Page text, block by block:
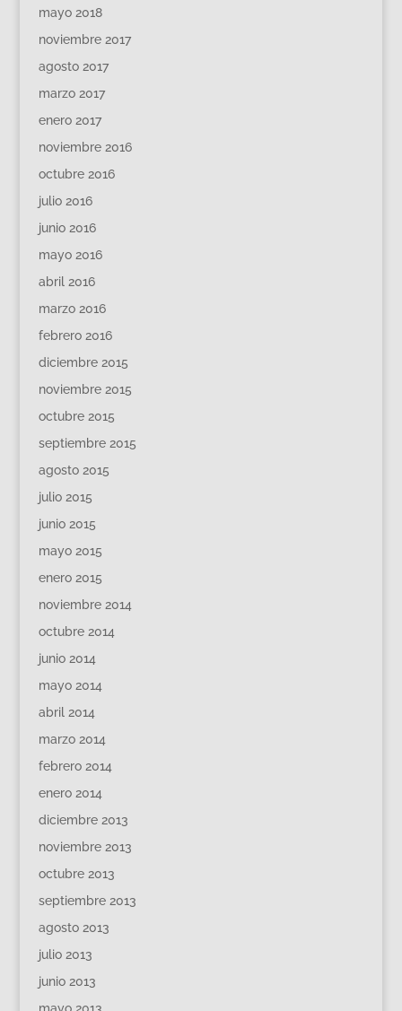
mayo 2018
noviembre 2017
agosto 2017
marzo 2017
enero 2017
noviembre 2016
octubre 2016
julio 2016
junio 2016
mayo 2016
abril 2016
marzo 2016
febrero 2016
diciembre 2015
noviembre 2015
octubre 2015
septiembre 2015
agosto 2015
julio 2015
junio 2015
mayo 2015
enero 2015
noviembre 2014
octubre 2014
junio 2014
mayo 2014
abril 2014
marzo 2014
febrero 2014
enero 2014
diciembre 2013
noviembre 2013
octubre 2013
septiembre 2013
agosto 2013
julio 2013
junio 2013